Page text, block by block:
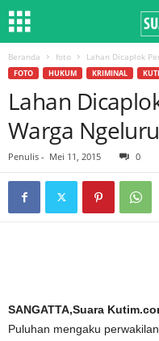
Beranda foto Lahan Dicaplok
FOTO HUKUM KRIMINAL
Lahan
Warga
Penulis - Mei 11, 2015 0
SANGATTA,Suara
Puluhan mengaku